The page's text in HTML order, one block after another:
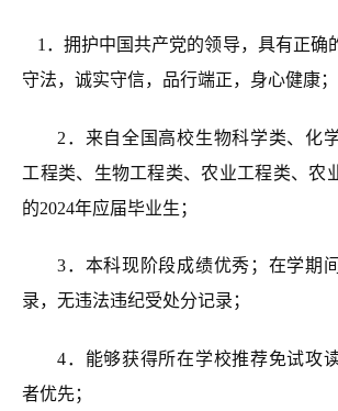
1．拥护中国共产党的领导，具有正确
守法，诚实守信，品行端正，身心健康；
2．来自全国高校生物科学类、化
工程类、生物工程类、农业工程类、农
的2024年应届毕业生；
3．本科现阶段成绩优秀；在学期
录，无违法违纪受处分记录；
4．能够获得所在学校推荐免试攻
者优先；